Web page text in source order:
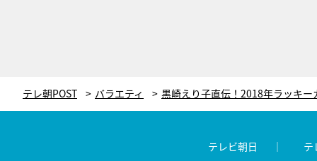
テレ朝POST バラエティ
テレビ朝日 テ